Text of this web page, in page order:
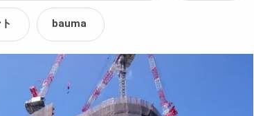
bauma